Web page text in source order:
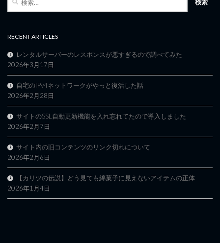
RECENT ARTICLES
レンタルサーバーのレスポンスが悪すぎるので調べてみた
2026年3月17日
自宅のIPv4ネットワークがやっと復活した話
2026年2月28日
サイトのSSL自動更新機能を入れ忘れてたので導入しました
2026年2月7日
サイト内の旧コンテンツのリンク切れについて
2026年2月6日
【カリツの伝説】どう見ても綿菓子に見えないアイテムの正体
2026年1月4日